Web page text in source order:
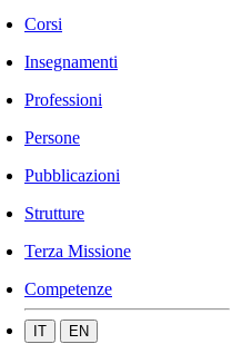
Corsi
Insegnamenti
Professioni
Persone
Pubblicazioni
Strutture
Terza Missione
Competenze
IT EN